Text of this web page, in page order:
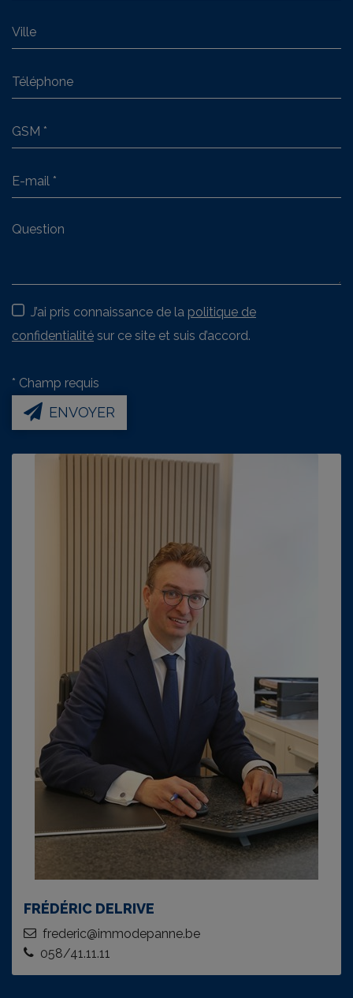
J’ai pris connaissance de la politique de
confidentialité sur ce site et suis d’accord.
* Champ requis
ENVOYER
FRÉDÉRIC DELRIVE
frederic@immodepanne.be
058/41.11.11